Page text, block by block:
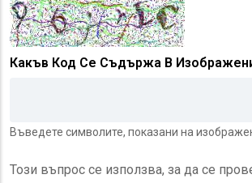
Какъв Код Се Съдържа В
Въведете символите, показани на
Този въпрос се използва, за да се